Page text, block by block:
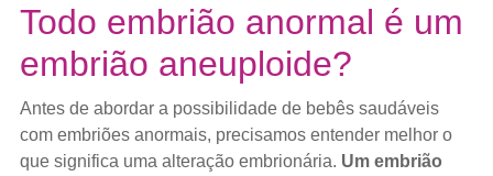
Todo embrião anormal é um
embrião aneuploide?
Antes de abordar a possibilidade de bebês saudáveis
com embriões anormais, precisamos entender melhor o
que significa uma alteração embrionária. Um embrião